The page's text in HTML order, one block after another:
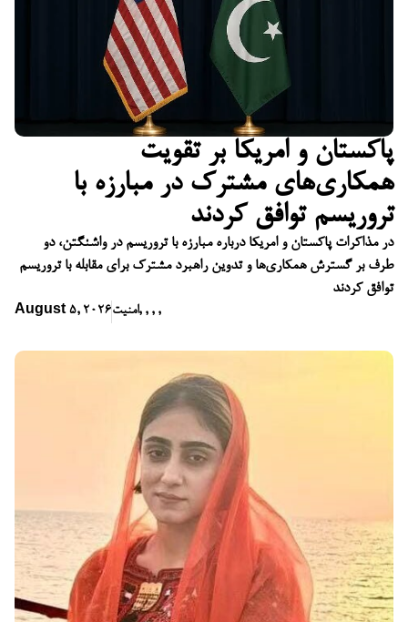
پاکستان و امریکا بر تقویت
همکاری‌های مشترک در مبارزه با
تروریسم توافق کردند
در مذاکرات پاکستان و امریکا درباره مبارزه با تروریسم در واشنگتن، دو
طرف بر گسترش همکاری‌ها و تدوین راهبرد مشترک برای مقابله با تروریسم
توافق کردند
August 5, 2026امنیت, , , ,